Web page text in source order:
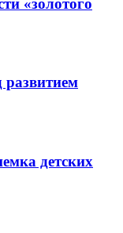
«золотого
детских